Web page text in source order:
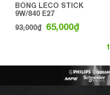
BÓNG LECO STICK
9W/840 E27
93,000₫ 65,000₫
1